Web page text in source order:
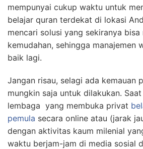
mempunyai cukup waktu untuk
belajar quran terdekat di lokasi
mencari solusi yang sekiranya bisa
kemudahan, sehingga manajemen
baik lagi.
Jangan risau, selagi ada kemauan
mungkin saja untuk dilakukan.
lembaga yang membuka privat
pemula secara online atau (jarak
dengan aktivitas kaum milenial
waktu berjam-jam di media sosial